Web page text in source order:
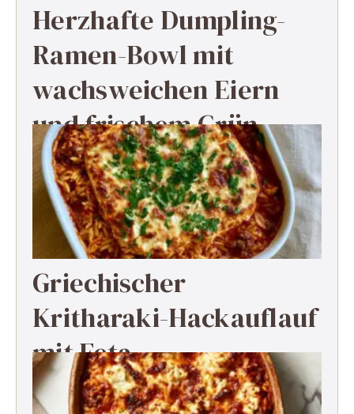
Herzhafte Dumpling-
Ramen-Bowl mit
wachsweichen Eiern
und frischem Grün
Griechischer
Kritharaki-Hackauflauf
mit Feta